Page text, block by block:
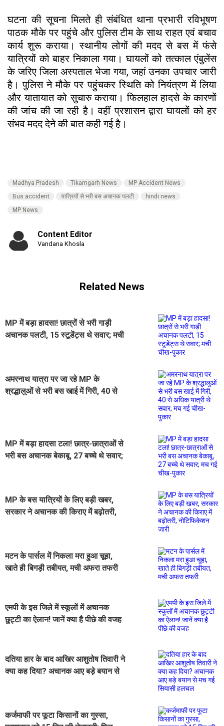
घटना की सूचना मिलते ही संबंधित थाना प्रभारी रविभूषण
पाठक मौके पर पहुंचे और पुलिस टीम के साथ राहत एवं बचाव
कार्य शुरू कराया। स्थानीय लोगों की मदद से बस में फंसे
यात्रियों को बाहर निकाला गया। घायलों को तत्काल एंबुलेंस
के जरिए जिला अस्पताल भेजा गया, जहां उनका उपचार जारी
है। पुलिस ने मौके पर पहुंचकर स्थिति को नियंत्रण में लिया
और यातायात को सुचारु कराया। फिलहाल हादसे के कारणों
की जांच की जा रही है। वहीं प्रशासन द्वारा घायलों को हर
संभव मदद देने की बात कही गई है।
Madhya Pradesh Tikamgarh News
MP Accident News
Bus accident
यात्रियों से भरी बस अचानक पलटी
hindi news
MP News
Content Editor
Vandana Khosla
Related News
MP में बड़ा हादसा! छात्रों से भरी गाड़ी
अचानक पलटी, 15 स्टूडेंट्स थे सवार; मची
अमरनाथ यात्रा पर जा रहे MP के
श्रद्धालुओं से भरी बस खाई में गिरी, 40 से
MP में बड़ा हादसा टला! छात्र-छात्राओं से
भरी बस अचानक बेकाबू, 27 बच्चे थे सवार;
MP के बस यात्रियों के लिए बड़ी खबर,
सरकार ने अचानक की किराए में बढ़ोतरी,
मटन के पार्सल में निकला मरा हुआ चूहा,
खाते ही बिगड़ी तबीयत, मची अफरा तफरी
एमपी के इस जिले में स्कूलों में अचानक
छुट्टी का ऐलान! जानें क्या है पीछे की वजह
दतिया हार के बाद आखिर आशुतोष तिवारी ने
क्या कह दिया? अचानक आए बड़े बयान से
कर्जमाफी पर फूटा किसानों का गुस्सा,